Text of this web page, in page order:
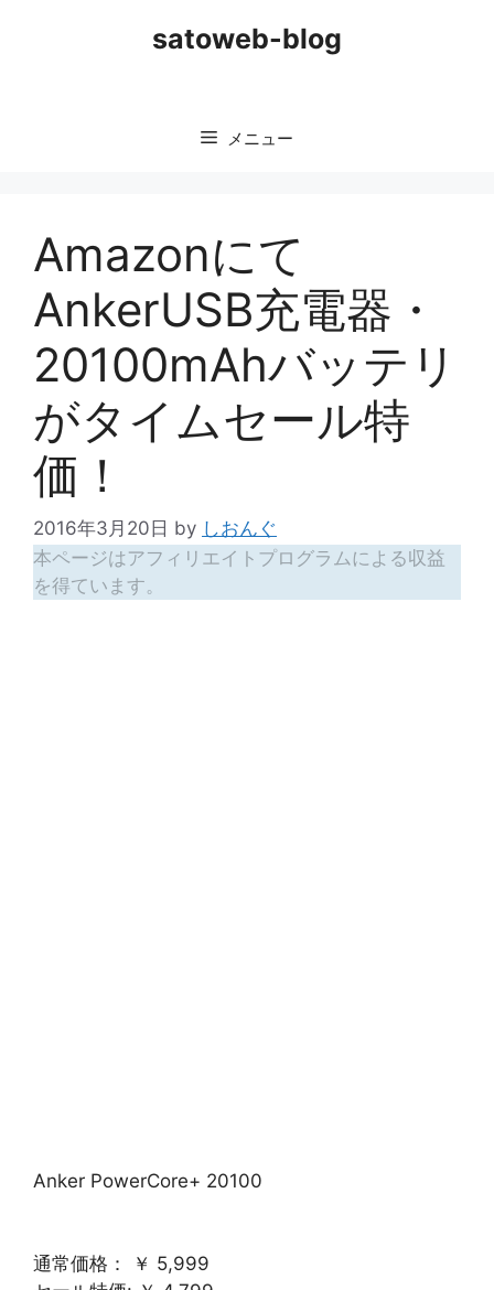
satoweb-blog
メニュー
Amazonにて
AnkerUSB充電器・
20100mAhバッテリ
がタイムセール特
価！
2016年3月20日 by しおんぐ
本ページはアフィリエイトプログラムによる収益
を得ています。
Anker PowerCore+ 20100
通常価格： ￥ 5,999